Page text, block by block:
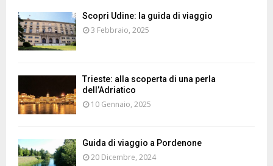
Scopri Udine: la guida di viaggio
3 Febbraio, 2025
Trieste: alla scoperta di una perla
dell’Adriatico
10 Gennaio, 2025
Guida di viaggio a Pordenone
20 Dicembre, 2024